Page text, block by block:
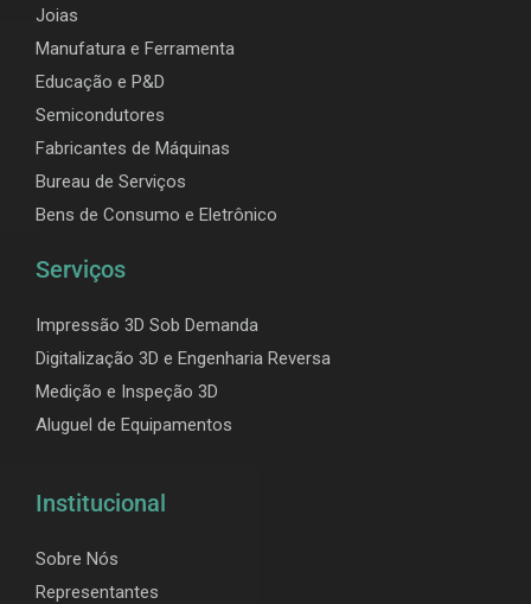
Joias
Manufatura e Ferramenta
Educação e P&D
Semicondutores
Fabricantes de Máquinas
Bureau de Serviços
Bens de Consumo e Eletrônico
Serviços
Impressão 3D Sob Demanda
Digitalização 3D e Engenharia Reversa
Medição e Inspeção 3D
Aluguel de Equipamentos
Institucional
Sobre Nós
Representantes